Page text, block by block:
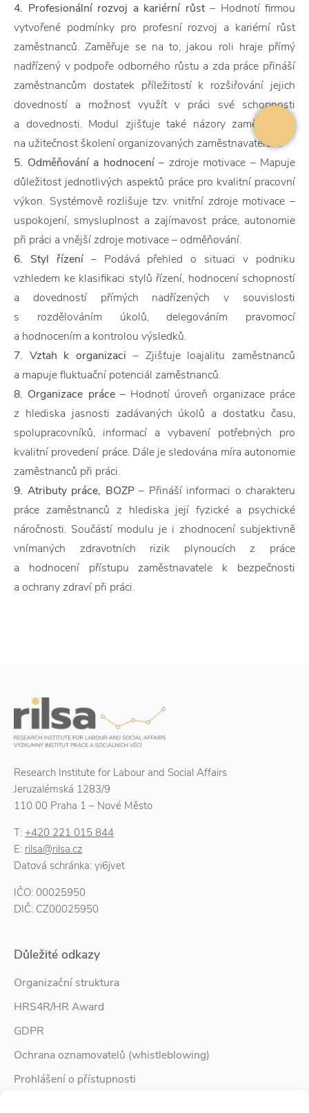
4. Profesionální rozvoj a kariérní růst – Hodnotí firmou
vytvořené podmínky pro profesní rozvoj a kariérní růst
zaměstnanců. Zaměřuje se na to, jakou roli hraje přímý
nadřízený v podpoře odborného růstu a zda práce přináší
zaměstnancům dostatek příležitostí k rozšiřování jejich
dovedností a možnost využít v práci své schopnosti
a dovednosti. Modul zjišťuje také názory zaměstnanců
na užitečnost školení organizovaných zaměstnavatelem.
5. Odměňování a hodnocení – zdroje motivace – Mapuje
důležitost jednotlivých aspektů práce pro kvalitní pracovní
výkon. Systémově rozlišuje tzv. vnitřní zdroje motivace –
uspokojení, smysluplnost a zajímavost práce, autonomie
při práci a vnější zdroje motivace – odměňování.
6. Styl řízení – Podává přehled o situaci v podniku
vzhledem ke klasifikaci stylů řízení, hodnocení schopností
a dovedností přímých nadřízených v souvislosti
s rozdělováním úkolů, delegováním pravomocí
a hodnocením a kontrolou výsledků.
7. Vztah k organizaci – Zjišťuje loajalitu zaměstnanců
a mapuje fluktuační potenciál zaměstnanců.
8. Organizace práce– Hodnotí úroveň organizace práce
z hlediska jasnosti zadávaných úkolů a dostatku času,
spolupracovníků, informací a vybavení potřebných pro
kvalitní provedení práce. Dále je sledována míra autonomie
zaměstnanců při práci.
9. Atributy práce, BOZP– Přináší informaci o charakteru
práce zaměstnanců z hlediska její fyzické a psychické
náročnosti. Součástí modulu je i zhodnocení subjektivně
vnímaných zdravotních rizik plynoucích z práce
a hodnocení přístupu zaměstnavatele k bezpečnosti
a ochrany zdraví při práci.
Research Institute for Labour and Social Affairs
Jeruzalémská 1283/9
110 00 Praha 1 – Nové Město
T: +420 221 015 844
E: rilsa@rilsa.cz
Datová schránka: yi6jvet
IČO: 00025950
DIČ: CZ00025950
Důležité odkazy
Organizační struktura
HRS4R/HR Award
GDPR
Ochrana oznamovatelů (whistleblowing)
Prohlášení o přístupnosti